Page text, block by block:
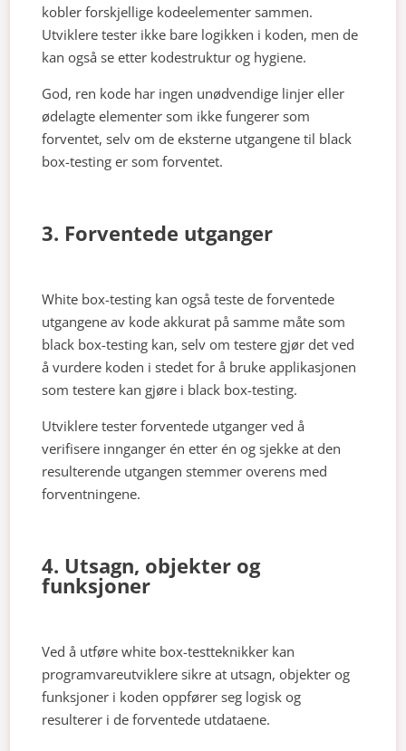
kobler forskjellige kodeelementer sammen.
Utviklere tester ikke bare logikken i koden, men de
kan også se etter kodestruktur og hygiene.
God, ren kode har ingen unødvendige linjer eller
ødelagte elementer som ikke fungerer som
forventet, selv om de eksterne utgangene til black
box-testing er som forventet.
3. Forventede utganger
White box-testing kan også teste de forventede
utgangene av kode akkurat på samme måte som
black box-testing kan, selv om testere gjør det ved
å vurdere koden i stedet for å bruke applikasjonen
som testere kan gjøre i black box-testing.
Utviklere tester forventede utganger ved å
verifisere innganger én etter én og sjekke at den
resulterende utgangen stemmer overens med
forventningene.
4. Utsagn, objekter og
funksjoner
Ved å utføre white box-testteknikker kan
programvareutviklere sikre at utsagn, objekter og
funksjoner i koden oppfører seg logisk og
resulterer i de forventede utdataene.